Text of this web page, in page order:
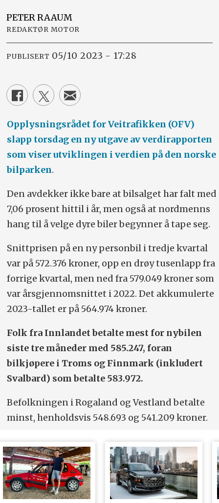
PETERRAAUM
REDAKTØR MOTOR
PUBLISERT 05/10 2023 - 17:28
Opplysningsrådet for Veitrafikken (OFV)
slapp torsdag en ny utgave av verdirapporten
som viser utviklingen i verdien på den norske
bilparken.
Den avdekker ikke bare at bilsalget har falt med
7,06 prosent hittil i år, men også at nordmenns
hang til å velge dyre biler begynner å tape seg.
Snittprisen på en ny personbil i tredje kvartal
var på 572.376 kroner, opp en drøy tusenlapp fra
forrige kvartal, men ned fra 579.049 kroner som
var årsgjennomsnittet i 2022. Det akkumulerte
2023-tallet er på 564.974 kroner.
Folk fra Innlandet betalte mest for nybilen
siste tre måneder med 585.247, foran
bilkjøpere i Troms og Finnmark (inkludert
Svalbard) som betalte 583.972.
Befolkningen i Rogaland og Vestland betalte
minst, henholdsvis 548.693 og 541.209 kroner.